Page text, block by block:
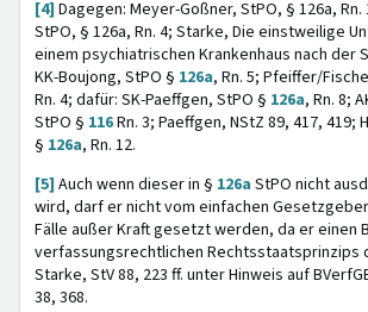
[4] Dagegen: Meyer-Goßner, StPO, § 126a, Rn.
StPO, § 126a, Rn. 4; Starke, Die einstweilige
einem psychiatrischen Krankenhaus nach der
KK-Boujong, StPO § 126a, Rn. 5; Pfeiffer/
Rn. 4; dafür: SK-Paeffgen, StPO § 126a, Rn. 8;
StPO § 116Rn. 3; Paeffgen, NStZ 89, 417, 419;
§ 126a, Rn. 12.
[5] Auch wenn dieser in § 126a StPO nicht
wird, darf er nicht vom einfachen
Fälle außer Kraft gesetzt werden, da er einen
verfassungsrechtlichen Rechtsstaatsprinzips
Starke, StV 88, 223 ff. unter Hinweis auf
38, 368.